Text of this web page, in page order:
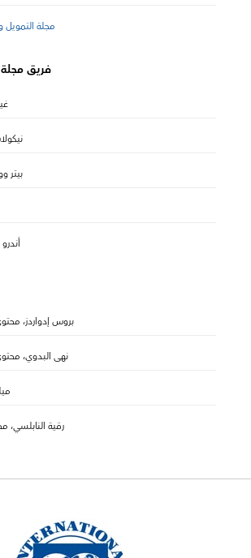
مجلة التمويل
فريق مجلة
بيتر
بروس إدواردز،
نهى البدوي،
رقية النابلسي،